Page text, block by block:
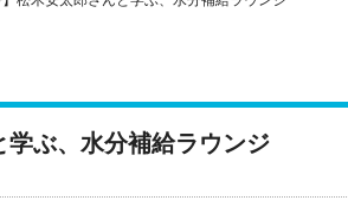
学ぶ、水分補給ラウンジ